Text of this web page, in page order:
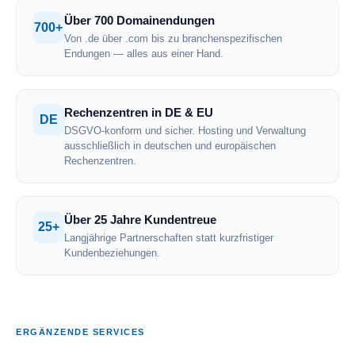
700+
Über 700 Domainendungen
Von .de über .com bis zu branchenspezifischen
Endungen — alles aus einer Hand.
DE
Rechenzentren in DE & EU
DSGVO-konform und sicher. Hosting und Verwaltung
ausschließlich in deutschen und europäischen
Rechenzentren.
25+
Über 25 Jahre Kundentreue
Langjährige Partnerschaften statt kurzfristiger
Kundenbeziehungen.
ERGÄNZENDE SERVICES